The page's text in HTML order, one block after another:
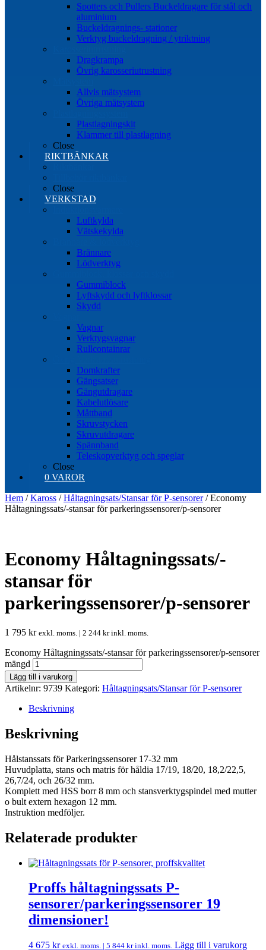
Spotters och Pullers Buckeldragare för stål och
aluminium
Buckeldragnings- stationer
Verktyg buckeldragning / ytriktning
Dragkrampa
Övrig karosseriutrustning
Allvis mätsystem
Övriga mätsystem
Plastlagningskit
Klammer till plastlagning
Close
RIKTBÄNKAR
Close
VERKSTAD
Luftkylda
Vätskekylda
Brännare
Lödverktyg
Gummiblock
Lyftskydd och lyftklossar
Skydd
Vagnar
Verktygsvagnar
Rullcontainrar
Domkrafter
Gängsatser
Gängutdragare
Kabelutlösare
Måttband
Skruvstycken
Skruvutdragare
Spännband
Teleskopverktyg och speglar
Close
0 VAROR
Hem /Kaross /Håltagningsats/Stansar för P-sensorer/ Economy
Håltagningssats/-stansar för parkeringssensorer/p-sensorer
Economy Håltagningssats/-
stansar för
parkeringssensorer/p-sensorer
1 795 kr exkl. moms. | 2 244 krinkl. moms.
Economy Håltagningssats/-stansar för parkeringssensorer/p-sensorer
mängd
Lägg till i varukorg
Artikelnr: 9739 Kategori: Håltagningsats/Stansar för P-sensorer
Beskrivning
Beskrivning
Hålstanssats för Parkeringssensorer 17-32 mm
Huvudplatta, stans och matris för håldia 17/19, 18/20, 18,2/22,5,
26,7/24, och 26/32 mm.
Komplett med HSS borr 8 mm och stansverktygspindel med mutter
o bult extern hexagon 12 mm.
Instruktion medföljer.
Relaterade produkter
Proffs håltagningssats P-
sensorer/parkeringssensorer 19
dimensioner!
4 675 kr exkl. moms. | 5 844 krinkl. moms. Lägg till i varukorg